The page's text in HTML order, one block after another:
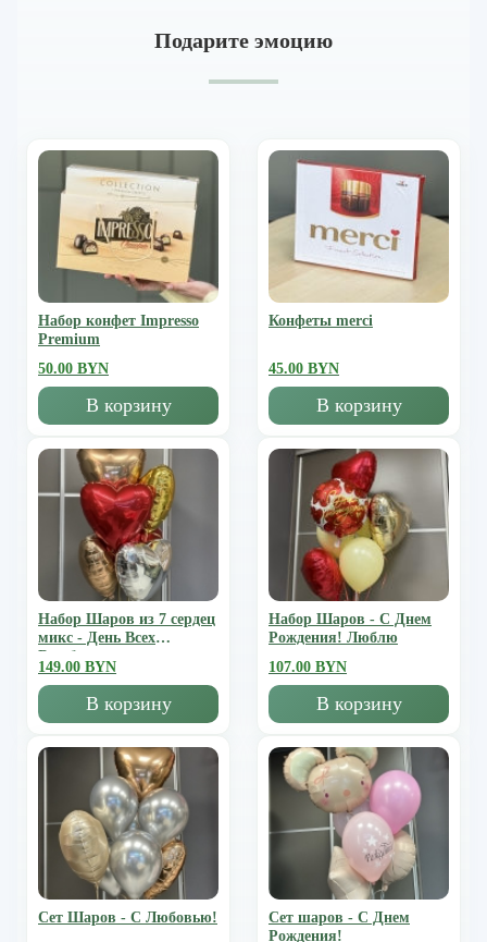
Подарите эмоцию
Набор конфет Impresso
Premium
50.00 BYN
В корзину
Конфеты merci
45.00 BYN
В корзину
Набор Шаров из 7 сердец
микс - День Всех
Влюбленных
149.00 BYN
В корзину
Набор Шаров - С Днем
Рождения! Люблю
107.00 BYN
В корзину
Сет Шаров - С Любовью!
Сет шаров - С Днем
Рождения!